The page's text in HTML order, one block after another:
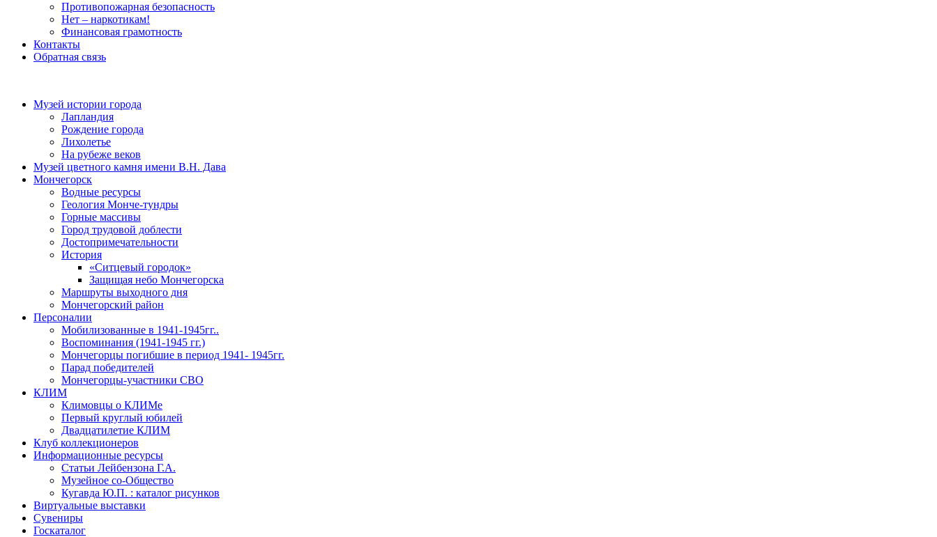
Противопожарная безопасность
Нет – наркотикам!
Финансовая грамотность
Контакты
Обратная связь
Музей истории города
Лапландия
Рождение города
Лихолетье
На рубеже веков
Музей цветного камня имени В.Н. Дава
Мончегорск
Водные ресурсы
Геология Монче-тундры
Горные массивы
Город трудовой доблести
Достопримечательности
История
«Ситцевый городок»
Защищая небо Мончегорска
Маршруты выходного дня
Мончегорский район
Персоналии
Мобилизованные в 1941-1945гг..
Воспоминания (1941-1945 гг.)
Мончегорцы погибшие в период 1941- 1945гг.
Парад победителей
Мончегорцы-участники СВО
КЛИМ
Климовцы о КЛИМе
Первый круглый юбилей
Двадцатилетие КЛИМ
Клуб коллекционеров
Информационные ресурсы
Статьи Лейбензона Г.А.
Музейное со-Общество
Кугавда Ю.П. : каталог рисунков
Виртуальные выставки
Сувениры
Госкаталог